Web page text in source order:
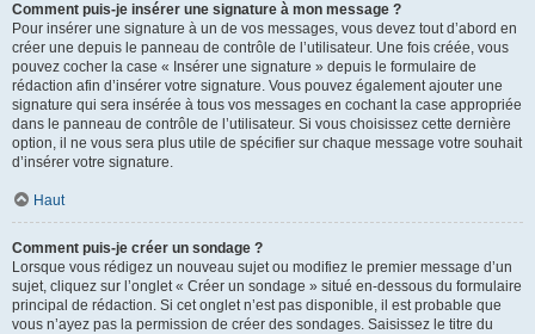
Comment puis-je insérer une signature à mon message ?
Pour insérer une signature à un de vos messages, vous devez tout d’abord en
créer une depuis le panneau de contrôle de l’utilisateur. Une fois créée, vous
pouvez cocher la case « Insérer une signature » depuis le formulaire de
rédaction afin d’insérer votre signature. Vous pouvez également ajouter une
signature qui sera insérée à tous vos messages en cochant la case appropriée
dans le panneau de contrôle de l’utilisateur. Si vous choisissez cette dernière
option, il ne vous sera plus utile de spécifier sur chaque message votre souhait
d’insérer votre signature.
Haut
Comment puis-je créer un sondage ?
Lorsque vous rédigez un nouveau sujet ou modifiez le premier message d’un
sujet, cliquez sur l’onglet « Créer un sondage » situé en-dessous du formulaire
principal de rédaction. Si cet onglet n’est pas disponible, il est probable que
vous n’ayez pas la permission de créer des sondages. Saisissez le titre du